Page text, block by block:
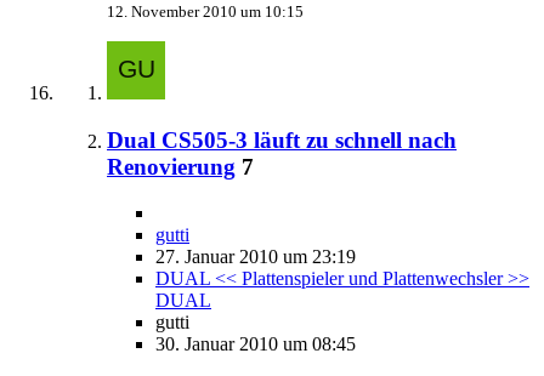
12. November 2010 um 10:15
Dual CS505-3 läuft zu schnell nach
Renovierung 7
gutti
27. Januar 2010 um 23:19
DUAL << Plattenspieler und Plattenwechsler >>
DUAL
gutti
30. Januar 2010 um 08:45